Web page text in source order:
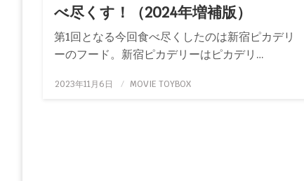
べ尽くす！（2024年増補版）
第1回となる今回食べ尽くしたのは新宿ピカデリ
ーのフード。新宿ピカデリーはピカデリ…
投
2023年11月6日 MOVIE TOYBOX